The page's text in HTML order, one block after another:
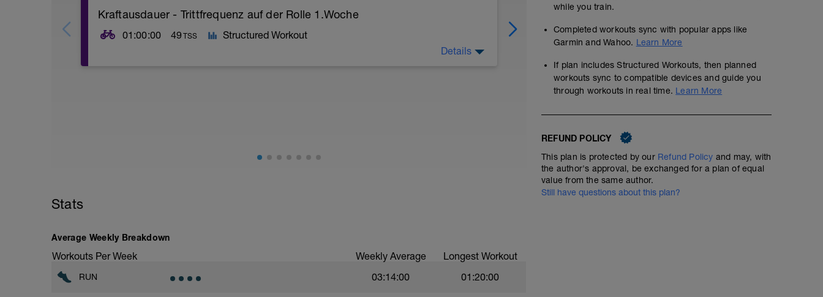
Kraftausdauer - Trittfrequenz auf der Rolle 1.Woche
01:00:00 49 TSS Structured Workout
Details
Dauerlauf 70' LIT
01:10:00 69 Structured Workout
Ziel: Fettstoffwechsel
☀ Klassischer Dauerlauf. Mache diesen Lauf lieber zu
gerne eine anderen Strecke als bei deinem letzten
☞ Der Lauf dient der Ökonomisierung des aeroben
Fettstoffwechsels und verbessert deine
Stats
Average Weekly Breakdown
Workouts Per Week Weekly Average Longest Workout
RUN 03:14:00 01:20:00
while you train.
Completed workouts sync with popular apps like
Garmin and Wahoo. Learn More
If plan includes Structured Workouts, then planned
workouts sync to compatible devices and guide you
through workouts in real time. Learn More
REFUND POLICY
This plan is protected by our Refund Policy and may, with
the author's approval, be exchanged for a plan of equal
value from the same author.
Still have questions about this plan?